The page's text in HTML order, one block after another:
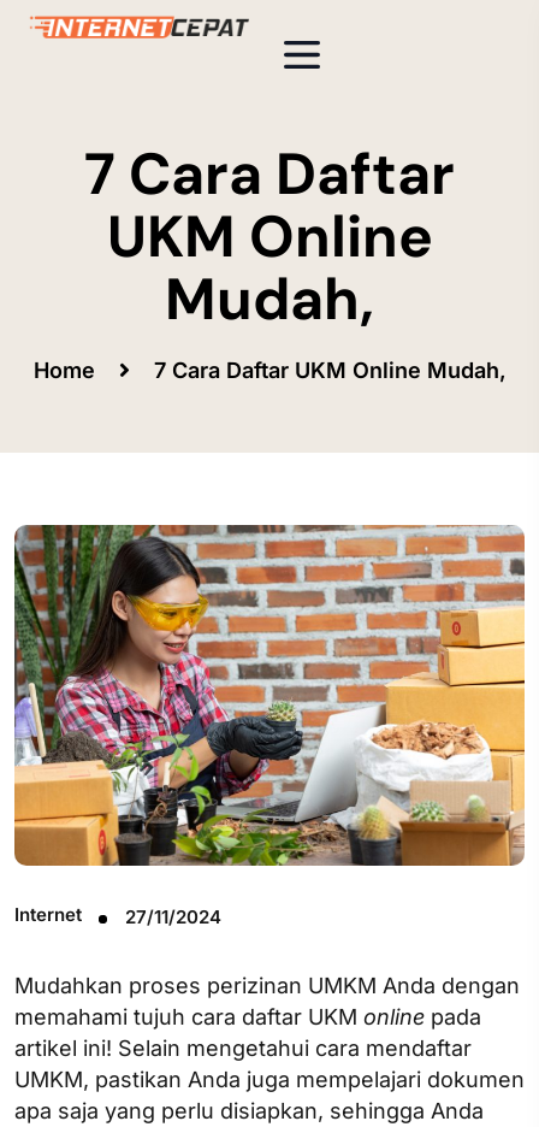
7 Cara Daftar
UKM Online
Mudah,
Home 7 Cara Daftar UKM Online Mudah,
Internet 27/11/2024
Mudahkan proses perizinan UMKM Anda dengan
memahami tujuh cara daftar UKM online pada
artikel ini! Selain mengetahui cara mendaftar
UMKM, pastikan Anda juga mempelajari dokumen
apa saja yang perlu disiapkan, sehingga Anda